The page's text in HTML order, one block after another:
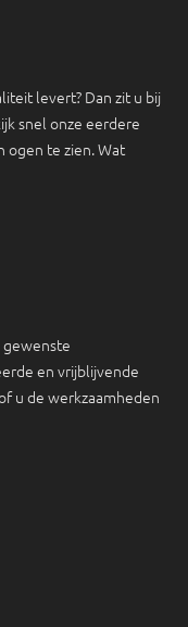
levert? Dan zit u bij
snel onze eerdere
ogen te zien. Wat
gewenste
en vrijblijvende
u de werkzaamheden